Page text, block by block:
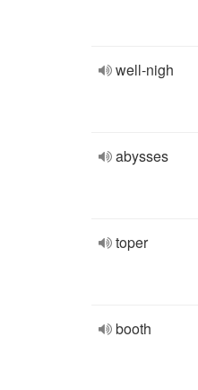
well-nigh
abysses
toper
booth